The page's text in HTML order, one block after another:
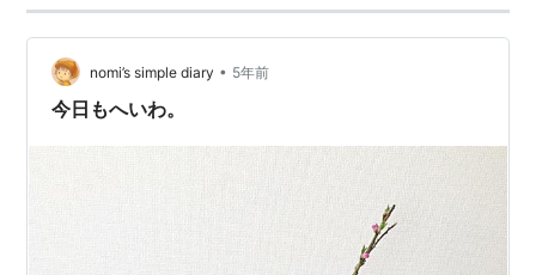
nomi’s simple diary • 5年前
今日もへいわ。